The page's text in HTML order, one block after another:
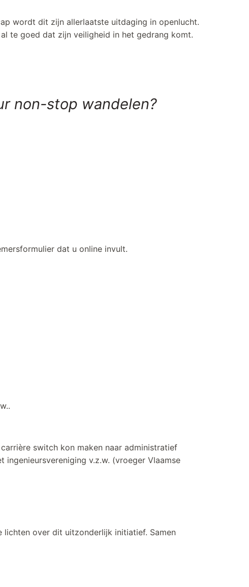
wordt dit zijn allerlaatste uitdaging in openlucht.
te goed dat zijn veiligheid in het gedrang komt.
non-stop wandelen?
dat u online invult.
switch kon maken naar administratief
ingenieursvereniging v.z.w. (vroeger Vlaamse
lichten over dit uitzonderlijk initiatief. Samen